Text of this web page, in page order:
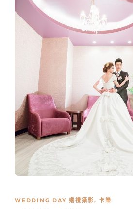
WEDDING DAY 婚禮攝影, 卡樂